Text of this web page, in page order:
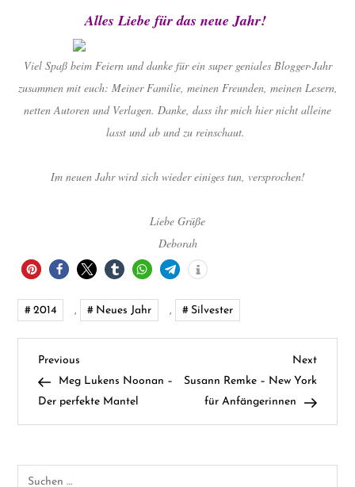
Alles Liebe für das neue Jahr!
Viel Spaß beim Feiern und danke für ein super geniales Blogger-Jahr
zusammen mit euch: Meiner Familie, meinen Freunden, meinen Lesern,
netten Autoren und Verlagen. Danke, dass ihr mich hier nicht alleine
lasst und ab und zu reinschaut.
Im neuen Jahr wird sich wieder einiges tun, versprochen!
Liebe Grüße
Deborah
2014 , Neues Jahr , Silvester
B
e
t
Previous
Post
Previous
Meg Lukens Noonan –
Der perfekte Mantel
Next
Post
Next
Susann Remke – New York
für Anfängerinnen
Suchen